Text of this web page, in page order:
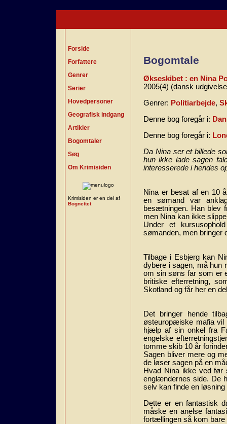
Forside
Forfattere
Genrer
Serier
Hovedpersoner
Geografisk indgang
Artikler
Bogomtaler
Søg
Om Krimisiden
Krimisiden er en del af
Bognettet
Bogomtale
Økseskibet : en Nina
2005(4) (dansk
Genrer: Politiarbejde,
Denne bog foregår i:
Denne bog foregår i:
Da Nina ser et billede
hun ikke lade sagen
interesserede i hendes
Nina er besat af en 10
en sømand var
besætningen. Han blev
men Nina kan ikke
Under et
sømanden, men bringer
Tilbage i Esbjerg kan
dybere i sagen, må hun
om sin søns far som er
britiske efterretning,
Skotland og får her en
Det bringer hende
østeuropæiske mafia vil
hjælp af sin onkel fra
engelske
tomme skib 10 år
Sagen bliver mere og
de løser sagen på en
Hvad Nina ikke ved før
englændernes side. De
selv kan finde en
Dette er en fantastisk
måske en anelse
fortællingen så kom bare